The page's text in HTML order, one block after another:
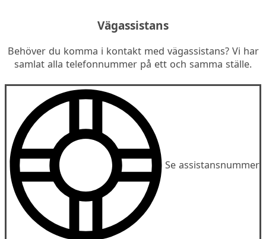
Vägassistans
Behöver du komma i kontakt med vägassistans? Vi har
samlat alla telefonnummer på ett och samma ställe.
Se assistansnummer